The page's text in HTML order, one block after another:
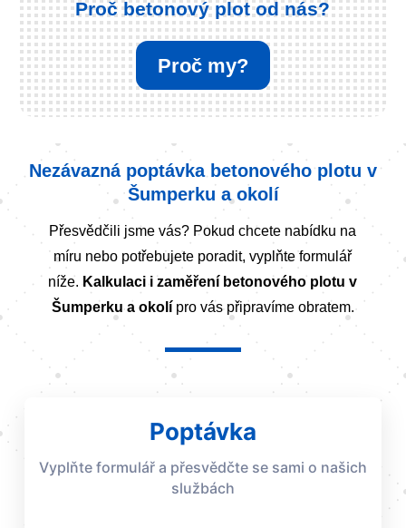
Proč betonový plot od nás?
Proč my?
Nezávazná poptávka betonového plotu v
Šumperku a okolí
Přesvědčili jsme vás? Pokud chcete nabídku na
míru nebo potřebujete poradit, vyplňte formulář
níže.Kalkulaci i zaměření betonového plotu v
Šumperku a okolípro vás připravíme obratem.
Poptávka
Vyplňte formulář a přesvědčte se sami o našich
službách